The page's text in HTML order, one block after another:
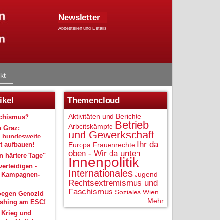
Newsletter
Abbestellen und Details
Graz:
bundesweite
aufbauen!
härtere Tage"
-
Genozid
am ESC!
Krieg und
Themencloud
Aktivitäten und Berichte
Arbeitskämpfe Betrieb
und Gewerkschaft
Europa Frauenrechte Ihr da
oben - Wir da unten
Innenpolitik
Internationales Jugend
Rechtsextremismus und
Faschismus Soziales Wien
Mehr